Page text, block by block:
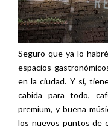
Seguro que ya lo
espacios
en la ciudad. Y sí,
cabida para todo,
premium, y buena
los nuevos puntos de